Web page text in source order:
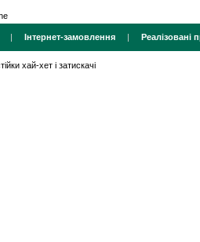
| Інтернет-замовлення | Реалізовані
хай-хет і затискачі